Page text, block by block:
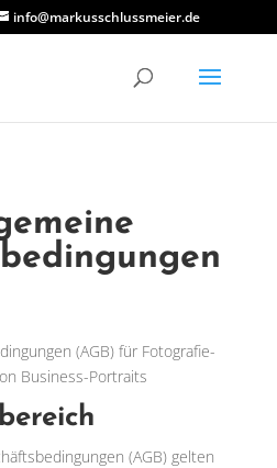
info@markusschlussmeier.de
(AGB) für Fotografie-
Business-Portraits
(AGB) gelten